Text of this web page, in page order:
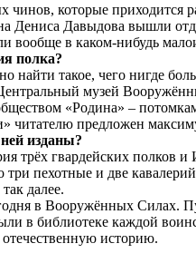
чинов, которые
Дениса Давыдова вышли
вообще в каком-нибудь
полка?
такое, чего нигде
музей
«Родина» –
читателю предложен
изданы?
трёх гвардейских полков
пехотные и две
далее.
в Вооружённых Силах.
в библиотеке каждой
историю.